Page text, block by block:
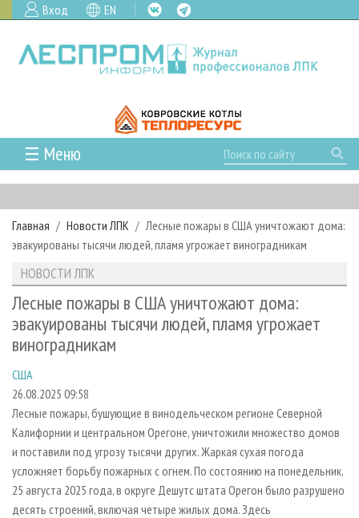
Вход EN
☰ Меню
ГЛАВНАЯ
РУБРИКИ И ТЕМЫ
РУБРИКИ ЖУРНАЛА
ЛЕСОЗАГОТОВКА
ЛЕСОПИЛЕНИЕ
ДЕРЕВООБРАБОТКА
ПРОИЗВОДСТВО ДРЕВЕСНЫХ ПЛИТ
ДЕРЕВЯННОЕ ДОМОСТРОЕНИЕ
ПРОИЗВОДСТВО МЕБЕЛИ
БИОЭНЕРГЕТИКА
ЦБП
НОВОСТИ
НОВОСТИ ЛПК
НОВОСТИ ЖУРНАЛА
НОВОСТИ КОМПАНИЙ
ПРОЕКТЫ ЛПИ
АНАЛИТИКА
ПРЕДПРИЯТИЯ ЛПК
ЛЕСНЫЕ РЕГИОНЫ РОССИИ
МОБИЛЬНЫЕ ВЫСТАВКИ
ОФИЦИАЛЬНЫЕ ДЕЛЕГАЦИИ
ПРИОРИТЕТНЫЕ ИНВЕСТПРОЕКТЫ
RUSSIAN FORESTRY REVIEW
ГАЗЕТА ЛЕСПРОМФОРУМ
АРХИВ ЖУРНАЛОВ
СТАТЬИ
О ЖУРНАЛЕ
ПОДПИСКА
РЕКЛАМОДАТЕЛЯМ
РЕКЛАМА НА САЙТЕ
Главная Новости ЛПК
Лесные пожары в США уничтожают дома:
эвакуированы тысячи людей, пламя угрожает виноградникам
НОВОСТИ ЛПК
Лесные пожары в США уничтожают дома:
эвакуированы тысячи людей, пламя угрожает
виноградникам
США
26.08.2025 09:58
Лесные пожары, бушующие в винодельческом регионе Северной
Калифорнии и центральном Орегоне, уничтожили множество домов
и поставили под угрозу тысячи других. Жаркая сухая погода
усложняет борьбу пожарных с огнем. По состоянию на понедельник,
25 августа 2025 года, в округе Дешутс штата Орегон было разрушено
десять строений, включая четыре жилых дома. Здесь